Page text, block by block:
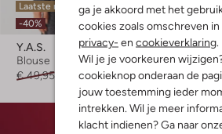
ga je akkoord met het
cookies zoals omschreven in
privacy- en cookieverklaring.
Wil je je voorkeuren
cookieknop onderaan de
jouw toestemming ieder
intrekken. Wil je meer
klacht indienen? Ga naar
Laatste maten
-40%
Y.a.s.
Blouse
€ 49,95
€ 29,99
-60%
€